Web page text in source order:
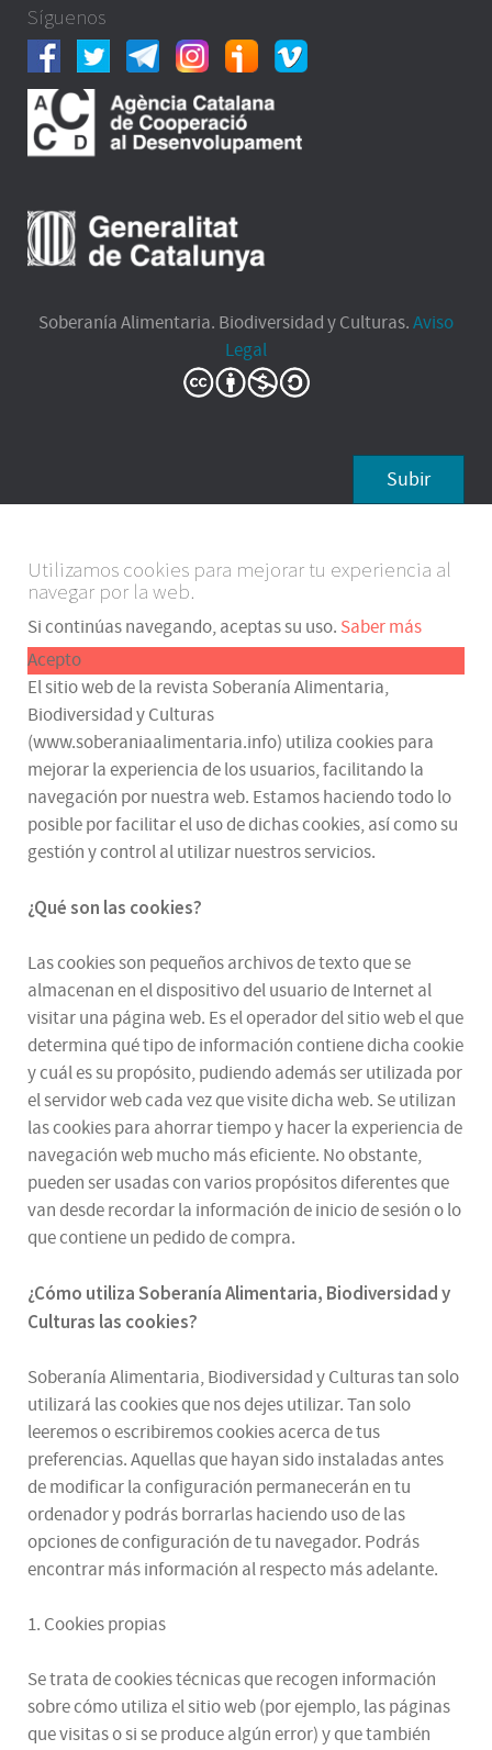
Síguenos
Soberanía Alimentaria. Biodiversidad y Culturas.Aviso
Legal
Subir
Utilizamos cookies para mejorar tu experiencia al
navegar por la web.
Si continúas navegando, aceptas su uso. Saber más
Acepto
El sitio web de la revista Soberanía Alimentaria,
Biodiversidad y Culturas
(www.soberaniaalimentaria.info) utiliza cookies para
mejorar la experiencia de los usuarios, facilitando la
navegación por nuestra web. Estamos haciendo todo lo
posible por facilitar el uso de dichas cookies, así como su
gestión y control al utilizar nuestros servicios.
¿Qué son las cookies?
Las cookies son pequeños archivos de texto que se
almacenan en el dispositivo del usuario de Internet al
visitar una página web. Es el operador del sitio web el que
determina qué tipo de información contiene dicha cookie
y cuál es su propósito, pudiendo además ser utilizada por
el servidor web cada vez que visite dicha web. Se utilizan
las cookies para ahorrar tiempo y hacer la experiencia de
navegación web mucho más eficiente. No obstante,
pueden ser usadas con varios propósitos diferentes que
van desde recordar la información de inicio de sesión o lo
que contiene un pedido de compra.
¿Cómo utilizaSoberanía Alimentaria, Biodiversidad y
Culturas las cookies?
Soberanía Alimentaria, Biodiversidad y Culturas tan solo
utilizará las cookies que nos dejes utilizar. Tan solo
leeremos o escribiremos cookies acerca de tus
preferencias. Aquellas que hayan sido instaladas antes
de modificar la configuración permanecerán en tu
ordenador y podrás borrarlas haciendo uso de las
opciones de configuración de tu navegador. Podrás
encontrar más información al respecto más adelante.
1. Cookies propias
Se trata de cookies técnicas que recogen información
sobre cómo utiliza el sitio web (por ejemplo, las páginas
que visitas o si se produce algún error) y que también